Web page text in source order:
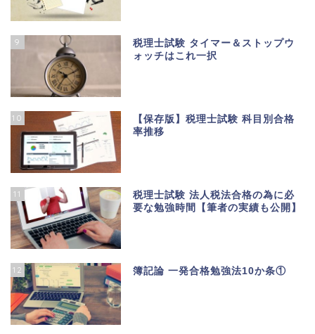
9
税理士試験 タイマー＆ストップウ
ォッチはこれ一択
10
【保存版】税理士試験 科目別合格
率推移
11
税理士試験 法人税法合格の為に必
要な勉強時間【筆者の実績も公開】
12 簿記論 一発合格勉強法10か条①